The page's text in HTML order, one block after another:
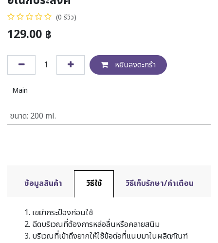
(0 รีวิว)
129.00 ฿
หยิบลงตะกร้า
Main
ขนาด: 200 ml.
ข้อมูลสินค้า วิธีใช้ วิธีเก็บรักษา/คำเตือน
1. เขย่ากระป๋องก่อนใช้
2. ฉีดบริเวณที่ต้องการหล่อลื่นหรือคลายสนิม
3. บริเวณที่เข้าถึงยากให้ใช้ข้อต่อที่แนบมาในผลิตภัณฑ์